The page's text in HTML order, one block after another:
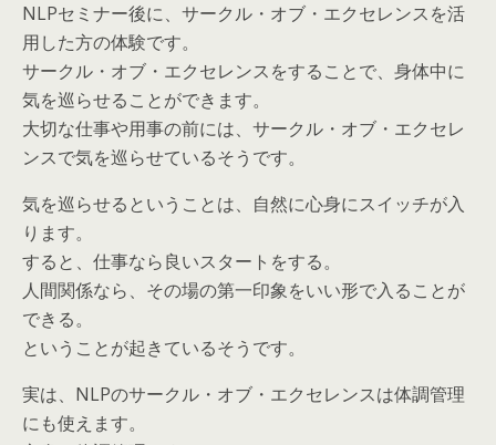
NLPセミナー後に、サークル・オブ・エクセレンスを活
用した方の体験です。
サークル・オブ・エクセレンスをすることで、身体中に
気を巡らせることができます。
大切な仕事や用事の前には、サークル・オブ・エクセレ
ンスで気を巡らせているそうです。
気を巡らせるということは、自然に心身にスイッチが入
ります。
すると、仕事なら良いスタートをする。
人間関係なら、その場の第一印象をいい形で入ることが
できる。
ということが起きているそうです。
実は、NLPのサークル・オブ・エクセレンスは体調管理
にも使えます。